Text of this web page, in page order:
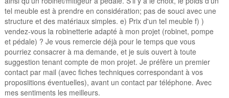
tel meuble est à prendre en considération; pas de souci avec une
structure et des matériaux simples. e) Prix d'un tel meuble f) )
vendez-vous la robinetterie adapté à mon projet (robinet, pompe
et pédale) ? Je vous remercie déjà pour le temps que vous
pourriez consacrer à ma demande, et je suis ouvert à toute
suggestion tenant compte de mon projet. Je préfère un premier
contact par mail (avec fiches techniques correspondant à vos
proposiitions éventuelles), avant un contact par téléphone. Avec
mes sentiments les meilleurs.